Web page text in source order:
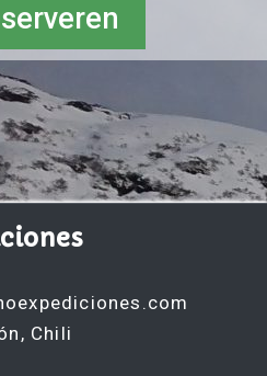
Chili